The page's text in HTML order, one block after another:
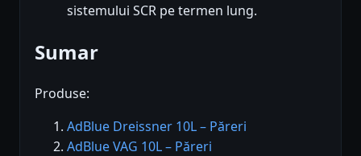
sistemului SCR pe termen lung.
Sumar
Produse:
AdBlue Dreissner 10L – Păreri
AdBlue VAG 10L – Păreri